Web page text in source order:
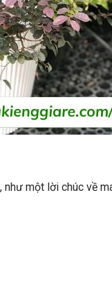
một lời chúc về